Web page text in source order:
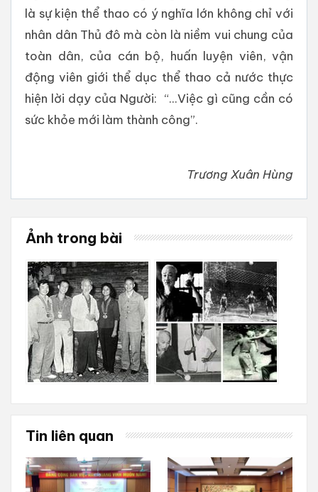
là sự kiện thể thao có ý nghĩa lớn không chỉ với
nhân dân Thủ đô mà còn là niềm vui chung của
toàn dân, của cán bộ, huấn luyện viên, vận
động viên giới thể dục thể thao cả nước thực
hiện lời dạy của Người: “...Việc gì cũng cần có
sức khỏe mới làm thành công”.
Trương Xuân Hùng
Ảnh trong bài
Tin liên quan